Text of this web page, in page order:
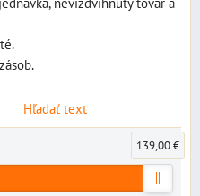
Hľadať text
139,00 €